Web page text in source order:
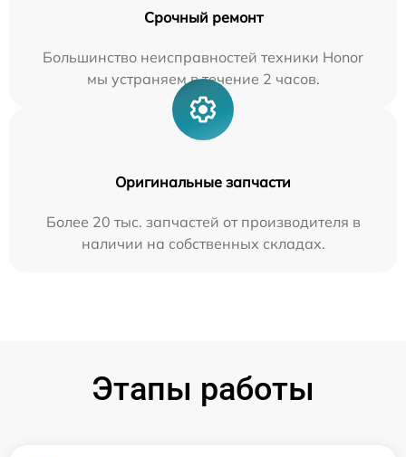
Срочный ремонт
Большинство неисправностей техники Honor
мы устраняем в течение 2 часов.
Оригинальные запчасти
Более 20 тыс. запчастей от производителя в
наличии на собственных складах.
Этапы работы